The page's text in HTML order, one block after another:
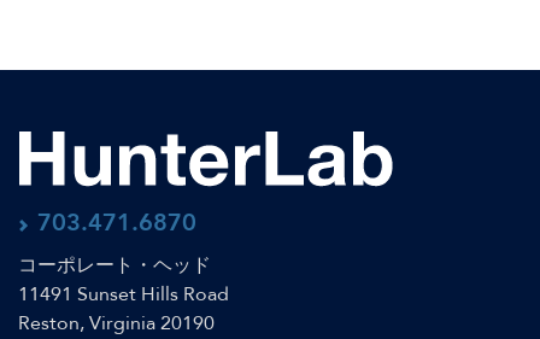
703.471.6870
コーポレート・ヘッド
11491 Sunset Hills Road
Reston, Virginia 20190